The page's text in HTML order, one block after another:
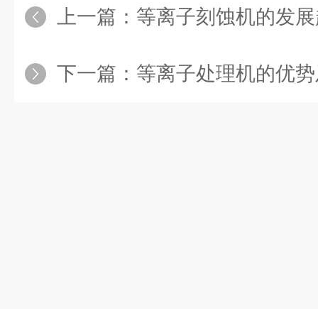
上一篇： 等离子刻蚀机的发
下一篇： 等离子处理机的优